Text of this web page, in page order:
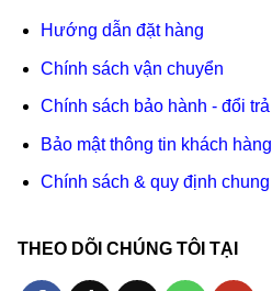
Hướng dẫn đặt hàng
Chính sách vận chuyển
Chính sách bảo hành - đổi trả
Bảo mật thông tin khách hàng
Chính sách & quy định chung
THEO DÕI CHÚNG TÔI TẠI